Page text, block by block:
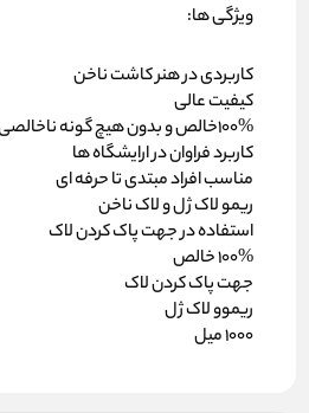
ویژگی ها:
کاربردی در هنر کاشت ناخن
کیفیت عالی
100%خالص و بدون هیچ گونه ناخالصی
کاربرد فراوان در ارایشگاه ها
مناسب افراد مبتدی تا حرفه ای
ریمو لاک ژل و لاک ناخن
استفاده در جهت پاک کردن لاک
100% خالص
جهت پاک کردن لاک
ریموو لاک ژل
1000 میل